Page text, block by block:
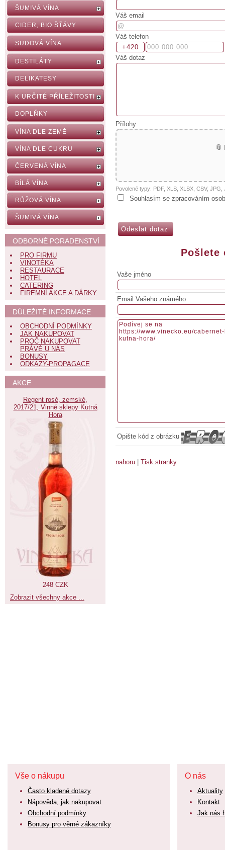
Váš email
Váš telefon
Váš dotaz
Přílohy
Povolené typy: PDF, XLS, XLSX, CSV,
Souhlasím se zpracováním
Pošlete
Vaše jméno
Email Vašeho známého
Opište kód z obrázku
nahoru Tisk stranky
ŠUMIVÁ VÍNA
CIDER, BIO ŠŤÁVY
SUDOVÁ VÍNA
DESTILÁTY
DELIKATESY
K URČITÉ PŘÍLEŽITOSTI
DOPLŇKY
VÍNA DLE ZEMĚ
VÍNA DLE CUKRU
ČERVENÁ VÍNA
BÍLÁ VÍNA
RŮŽOVÁ VÍNA
ŠUMIVÁ VÍNA
ODBORNÉ PORADENSTVÍ
PRO FIRMU
VINOTÉKA
RESTAURACE
HOTEL
CATERING
FIREMNÍ AKCE A DÁRKY
DŮLEŽITÉ INFORMACE
OBCHODNÍ PODMÍNKY
JAK NAKUPOVAT
PROČ NAKUPOVAT
PRÁVĚ U NÁS
BONUSY
ODKAZY-PROPAGACE
AKCE
Regent rosé, zemské,
2017/21, Vinné sklepy Kutná
Hora
248 CZK
Zobrazit všechny akce ...
Vše o nákupu
Často kladené dotazy
Nápověda, jak nakupovat
Obchodní podmínky
Bonusy pro věrné zákazníky
O nás
Aktuality
Kontakt
Jak nás